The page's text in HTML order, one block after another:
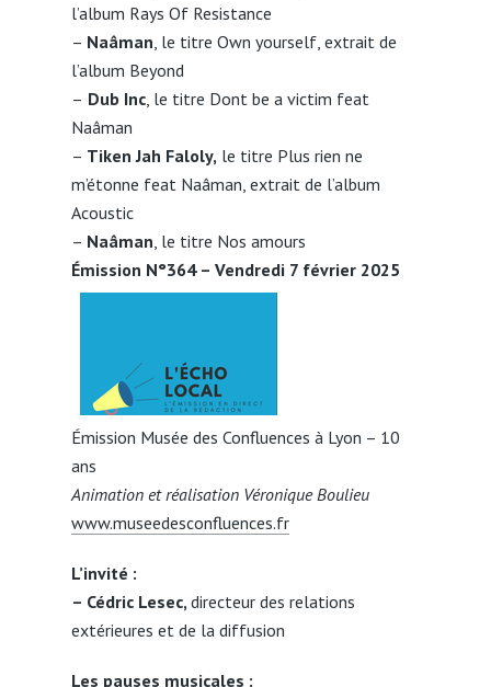
l’album Rays Of Resistance
– Naâman , le titre Own yourself, extrait de
l’album Beyond
– Dub Inc, le titre Dont be a victim feat
Naâman
– Tiken Jah Faloly, le titre Plus rien ne
m’étonne feat Naâman, extrait de l’album
Acoustic
– Naâman , le titre Nos amours
Émission N°364 – Vendredi 7 février 2025
Émission Musée des Confluences à Lyon – 10
ans
Animation et réalisation Véronique Boulieu
www.museedesconfluences.fr
L’invité :
– Cédric Lesec, directeur des relations
extérieures et de la diffusion
Les pauses musicales :